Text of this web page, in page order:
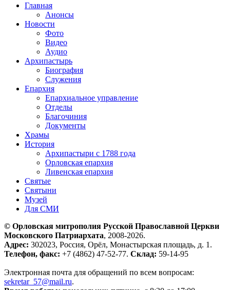
Главная
Анонсы
Новости
Фото
Видео
Аудио
Архипастырь
Биография
Служения
Епархия
Епархиальное управление
Отделы
Благочиния
Документы
Храмы
История
Архипастыри с 1788 года
Орловская епархия
Ливенская епархия
Святые
Святыни
Музей
Для СМИ
© Орловская митрополия Русской Православной Церкви
Московского Патриархата, 2008-2026.
Адрес: 302023, Россия, Орёл, Монастырская площадь, д. 1.
Телефон, факс: +7 (4862) 47-52-77. Склад: 59-14-95
Электронная почта для обращений по всем вопросам:
sekretar_57@mail.ru(ссылка для отправки email)
.